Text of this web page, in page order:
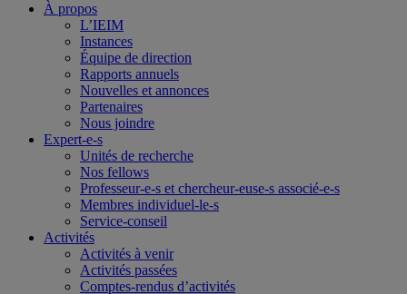
À propos
L’IEIM
Instances
Équipe de direction
Rapports annuels
Nouvelles et annonces
Partenaires
Nous joindre
Expert-e-s
Unités de recherche
Nos fellows
Professeur-e-s et chercheur-euse-s associé-e-s
Membres individuel-le-s
Service-conseil
Activités
Activités à venir
Activités passées
Comptes-rendus d’activités